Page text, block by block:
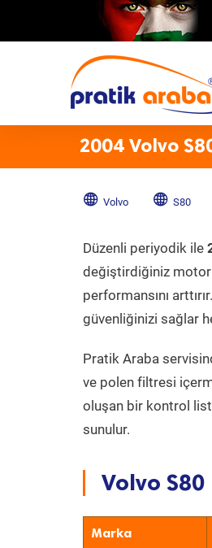
2004 Volvo
Volvo S80
Düzenli periyodik ile
değiştirdiğiniz motor
performansını
güvenliğinizi sağlar
Pratik Araba
ve polen filtresi
oluşan bir kontrol
sunulur.
Volvo
Marka